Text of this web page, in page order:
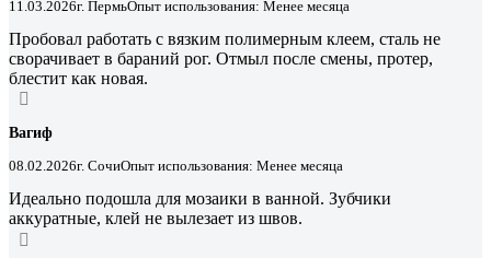
11.03.2026г. ПермьОпыт использования: Менее месяца
Пробовал работать с вязким полимерным клеем, сталь не
сворачивает в бараний рог. Отмыл после смены, протер,
блестит как новая.
Вагиф
08.02.2026г. СочиОпыт использования: Менее месяца
Идеально подошла для мозаики в ванной. Зубчики
аккуратные, клей не вылезает из швов.